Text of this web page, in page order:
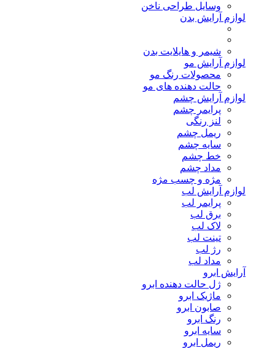
وسایل طراحی ناخن
لوازم آرایش بدن
شیمر و هایلایت بدن
لوازم آرایش مو
محصولات رنگ مو
حالت دهنده های مو
لوازم آرایش چشم
پرایمر چشم
لنز رنگی
ریمل چشم
سایه چشم
خط چشم
مداد چشم
مژه و چسب مژه
لوازم آرایش لب
پرایمر لب
برق لب
لاک لب
تینت لب
رژ لب
مداد لب
آرایش ابرو
ژل حالت دهنده ابرو
ماژیک ابرو
صابون ابرو
رنگ ابرو
سایه ابرو
ریمل ابرو